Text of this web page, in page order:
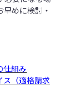
めに検討・
組み
（適格請求